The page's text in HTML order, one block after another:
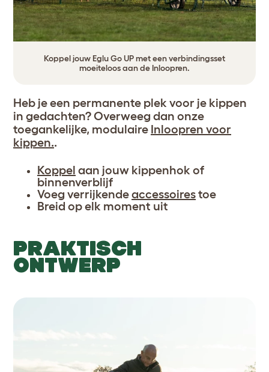
Koppel jouw Eglu Go UP met een verbindingsset
moeiteloos aan de Inloopren.
Heb je een permanente plek voor je kippen
in gedachten? Overweeg dan onze
toegankelijke, modulaire Inloopren voor
kippen..
Koppel aan jouw kippenhok of
binnenverblijf
Voeg verrijkendeaccessoirestoe
Breid op elk moment uit
PRAKTISCH
ONTWERP